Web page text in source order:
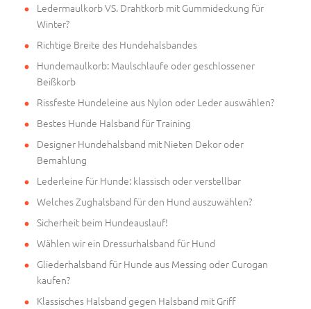
Ledermaulkorb VS. Drahtkorb mit Gummideckung für
Winter?
Richtige Breite des Hundehalsbandes
Hundemaulkorb: Maulschlaufe oder geschlossener
Beißkorb
Rissfeste Hundeleine aus Nylon oder Leder auswählen?
Bestes Hunde Halsband für Training
Designer Hundehalsband mit Nieten Dekor oder
Bemahlung
Lederleine für Hunde: klassisch oder verstellbar
Welches Zughalsband für den Hund auszuwählen?
Sicherheit beim Hundeauslauf!
Wählen wir ein Dressurhalsband für Hund
Gliederhalsband für Hunde aus Messing oder Curogan
kaufen?
Klassisches Halsband gegen Halsband mit Griff